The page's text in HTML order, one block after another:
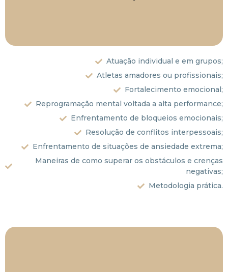
necessidade de cada atleta ou
Atuação individual e em grupos;
Atletas amadores ou profissionais;
Fortalecimento emocional;
Reprogramação mental voltada a alta performance;
Enfrentamento de bloqueios emocionais;
Resolução de conflitos interpessoais;
Enfrentamento de situações de ansiedade extrema;
Maneiras de como superar os obstáculos e crenças
negativas;
Metodologia prática.